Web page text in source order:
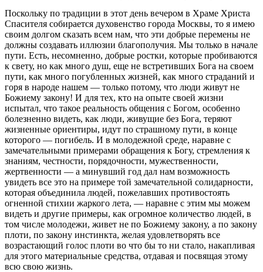
Поскольку по традиции в этот день вечером в Храме Христа
Спасителя собирается духовенство города Москвы, то я имею
своим долгом сказать всем нам, что эти добрые перемены не
должны создавать иллюзии благополучия. Мы только в начале
пути. Есть, несомненно, добрые ростки, которые пробиваются
к свету, но как много душ, еще не встретивших Бога на своем
пути, как много погубленных жизней, как много страданий и
горя в народе нашем — только потому, что люди живут не
Божиему закону! И для тех, кто на опыте своей жизни
испытал, что такое реальность общения с Богом, особенно
болезненно видеть, как люди, живущие без Бога, теряют
жизненные ориентиры, идут по страшному пути, в конце
которого — погибель. И в молодежной среде, наравне с
замечательными примерами обращения к Богу, стремления к
знаниям, честности, порядочности, мужественности,
жертвенности — а минувший год дал нам возможность
увидеть все это на примере той замечательной солидарности,
которая объединила людей, пожелавших противостоять
огненной стихии жаркого лета, — наравне с этим мы можем
видеть и другие примеры, как огромное количество людей, в
том числе молодежи, живет не по Божиему закону, а по закону
плоти, по закону инстинкта, желая удовлетворять все
возрастающий голос плоти во что бы то ни стало, накапливая
для этого материальные средства, отдавая и посвящая этому
всю свою жизнь.